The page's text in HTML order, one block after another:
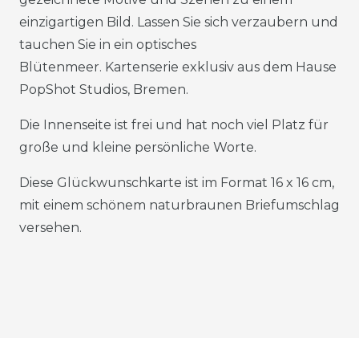
einzigartigen Bild. Lassen Sie sich verzaubern und
tauchen Sie in ein optisches
Blütenmeer. Kartenserie exklusiv aus dem Hause
PopShot Studios, Bremen.
Die Innenseite ist frei und hat noch viel Platz für
große und kleine persönliche Worte.
Diese Glückwunschkarte ist im Format 16 x 16 cm,
mit einem schönem naturbraunen Briefumschlag
versehen.